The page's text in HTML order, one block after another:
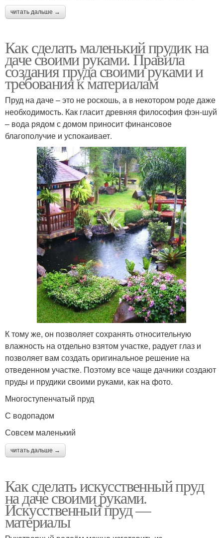
читать дальше →
Как сделать маленький прудик на
даче своими руками. Правила
создания пруда своими руками и
требования к материалам
Пруд на даче – это не роскошь, а в некотором роде даже
необходимость. Как гласит древняя философия фэн-шуй
– вода рядом с домом приносит финансовое
благополучие и успокаивает.
К тому же, он позволяет сохранять относительную
влажность на отдельно взятом участке, радует глаз и
позволяет вам создать оригинальное решение на
отведенном участке. Поэтому все чаще дачники создают
пруды и прудики своими руками, как на фото.
Многоступенчатый пруд
С водопадом
Совсем маленький
читать дальше →
Как сделать искусственный пруд
на даче своими руками.
Искусственный пруд —
материалы